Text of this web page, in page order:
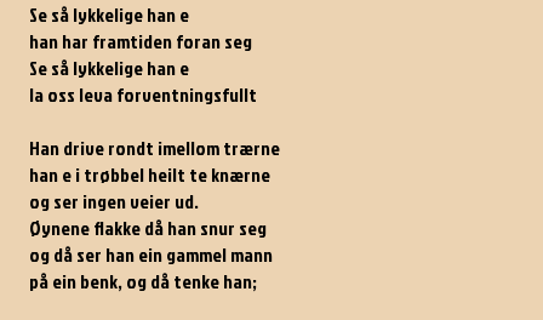
Se så lykkelige han e
han har framtiden foran seg
Se så lykkelige han e
la oss leva forventningsfullt
Han drive rondt imellom trærne
han e i trøbbel heilt te knærne
og ser ingen veier ud.
Øynene flakke då han snur seg
og då ser han ein gammel mann
på ein benk, og då tenke han;